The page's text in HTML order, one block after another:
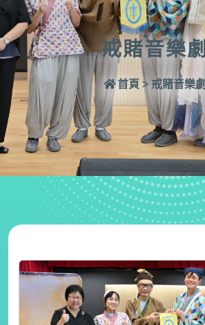
戒賭音樂劇
首頁 > 戒賭音樂劇